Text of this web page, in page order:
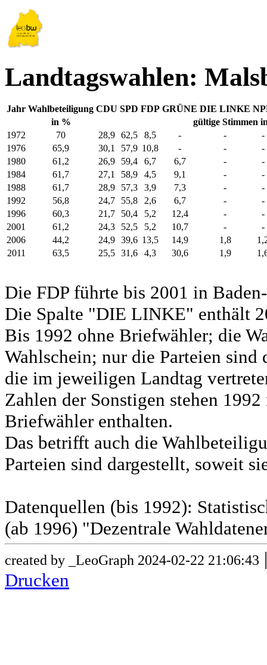
Landtagswahlen:
Jahr Wahlbeteiligung CDU SPD FDP GRÜNE DIE LINKE
in %
gültige Stimmen
1972
70 28,9 62,5 8,5 - -
-
1976
65,9 30,1 57,9 10,8 - -
-
1980
61,2 26,9 59,4 6,7 6,7 -
-
1984
61,7 27,1 58,9 4,5 9,1 -
-
1988
61,7 28,9 57,3 3,9 7,3 -
-
1992
56,8 24,7 55,8 2,6 6,7 -
-
1996
60,3 21,7 50,4 5,2 12,4 -
-
2001
61,2 24,3 52,5 5,2 10,7 -
-
2006
44,2 24,9 39,6 13,5 14,9 1,8
2011
63,5 25,5 31,6 4,3 30,6 1,9
Die FDP führte bis 2001 in
Die Spalte "DIE LINKE" enthält
Bis 1992 ohne Briefwähler; die
Wahlschein; nur die Parteien sind
die im jeweiligen Landtag
Zahlen der Sonstigen stehen
Briefwähler enthalten.
Das betrifft auch die
Parteien sind dargestellt, soweit
Datenquellen (bis 1992):
(ab 1996) "Dezentrale
created by _LeoGraph 2024-02-22 21:06:43
Drucken